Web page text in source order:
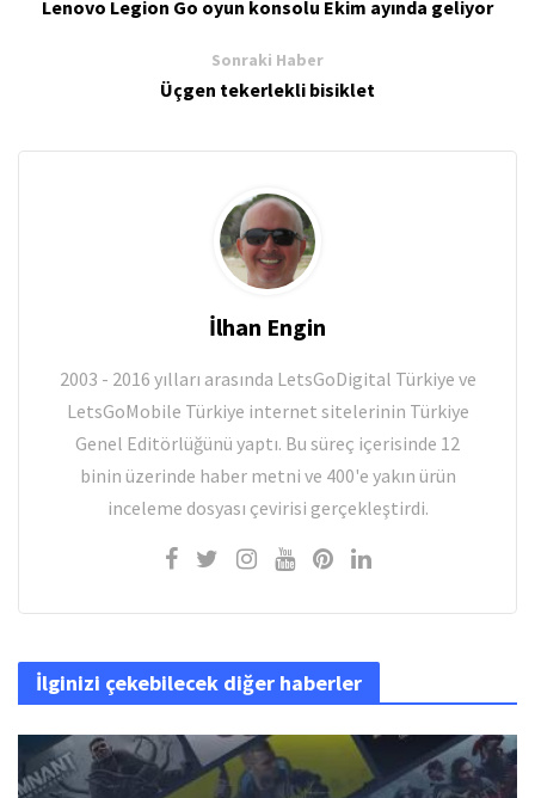
Lenovo Legion Go oyun konsolu Ekim ayında geliyor
Sonraki Haber
Üçgen tekerlekli bisiklet
İlhan Engin
2003 - 2016 yılları arasında LetsGoDigital Türkiye ve
LetsGoMobile Türkiye internet sitelerinin Türkiye
Genel Editörlüğünü yaptı. Bu süreç içerisinde 12
binin üzerinde haber metni ve 400'e yakın ürün
inceleme dosyası çevirisi gerçekleştirdi.
İlginizi çekebilecek diğer haberler